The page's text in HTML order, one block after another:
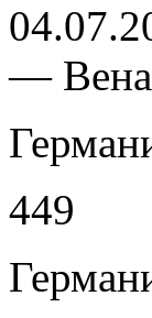
—
449